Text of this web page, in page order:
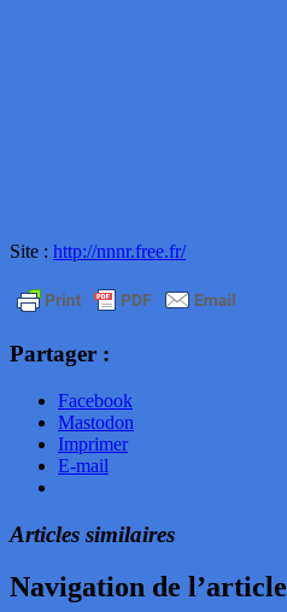
Site : http://nnnr.free.fr/
Partager :
Facebook
Mastodon
Imprimer
E-mail
Articles similaires
Navigation de l’article